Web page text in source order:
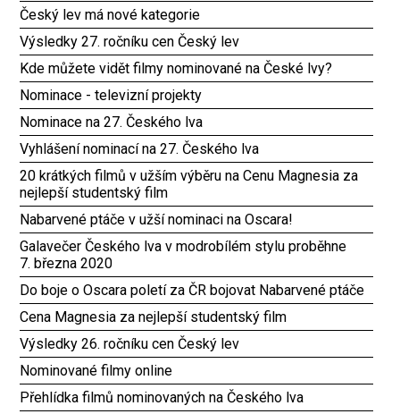
Český lev má nové kategorie
Výsledky 27. ročníku cen Český lev
Kde můžete vidět filmy nominované na České lvy?
Nominace - televizní projekty
Nominace na 27. Českého lva
Vyhlášení nominací na 27. Českého lva
20 krátkých filmů v užším výběru na Cenu Magnesia za
nejlepší studentský film
Nabarvené ptáče v užší nominaci na Oscara!
Galavečer Českého lva v modrobílém stylu proběhne
7. března 2020
Do boje o Oscara poletí za ČR bojovat Nabarvené ptáče
Cena Magnesia za nejlepší studentský film
Výsledky 26. ročníku cen Český lev
Nominované filmy online
Přehlídka filmů nominovaných na Českého lva